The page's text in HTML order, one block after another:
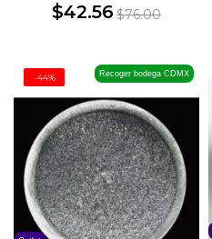
$42.56 $76.00
Recoger bodega CDMX
-44%